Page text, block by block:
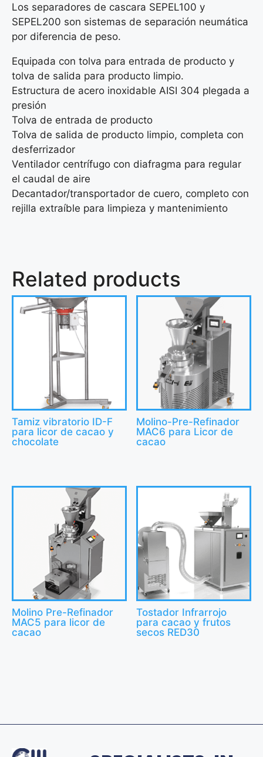
Los separadores de cascara SEPEL100 y
SEPEL200 son sistemas de separación neumática
por diferencia de peso.
Equipada con tolva para entrada de producto y
tolva de salida para producto limpio.
Estructura de acero inoxidable AISI 304 plegada a
presión
Tolva de entrada de producto
Tolva de salida de producto limpio, completa con
desferrizador
Ventilador centrífugo con diafragma para regular
el caudal de aire
Decantador/transportador de cuero, completo con
rejilla extraíble para limpieza y mantenimiento
Related products
Tamiz vibratorio ID-F
para licor de cacao y
chocolate
Molino-Pre-Refinador
MAC6 para Licor de
cacao
Molino Pre-Refinador
MAC5 para licor de
cacao
Tostador Infrarrojo
para cacao y frutos
secos RED30